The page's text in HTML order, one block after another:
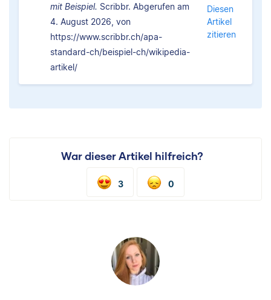
mit Beispiel. Scribbr. Abgerufen am
4. August 2026, von
https://www.scribbr.ch/apa-
standard-ch/beispiel-ch/wikipedia-
artikel/
Diesen
Artikel
zitieren
War dieser Artikel hilfreich?
3 0